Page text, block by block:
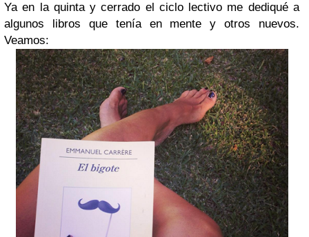
Ya en la quinta y cerrado el ciclo lectivo me dediqué a
algunos libros que tenía en mente y otros nuevos.
Veamos: